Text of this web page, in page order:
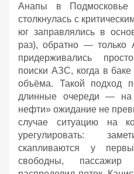
Анапы в
столкнулась с
юг заправлялись в
раз), обратно — только
придерживались
поиски АЗС, когда в баке
объёма. Такой подход
длинные очереди — на
нефти» ожидание не
случае ситуацию на
урегулировать:
скапливаются у
свободны,